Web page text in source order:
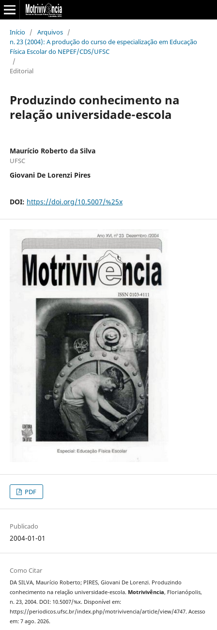
Início / Arquivos /
n. 23 (2004): A produção do curso de especialização em Educação
Física Escolar do NEPEF/CDS/UFSC
/
Editorial
Produzindo conhecimento na
relação universidade-escola
Maurício Roberto da Silva
UFSC
Giovani De Lorenzi Pires
DOI: https://doi.org/10.5007/%25x
PDF
Publicado
2004-01-01
Como Citar
DA SILVA, Maurício Roberto; PIRES, Giovani De Lorenzi. Produzindo
conhecimento na relação universidade-escola. Motrivivência, Florianópolis,
n. 23, 2004. DOI: 10.5007/%x. Disponível em:
https://periodicos.ufsc.br/index.php/motrivivencia/article/view/4747. Acesso
em: 7 ago. 2026.